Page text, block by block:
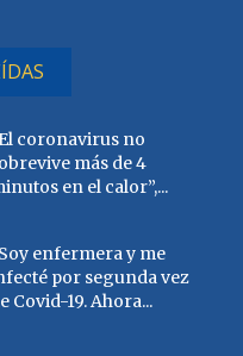
coronavirus no
más de 4
en el calor”,...
enfermera y me
por segunda vez
Covid-19. Ahora...